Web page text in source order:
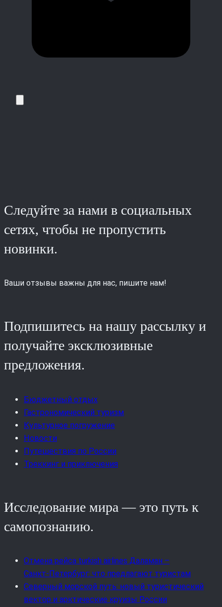
Следуйте за нами в социальных
сетях, чтобы не пропустить
новинки.
Ваши отзывы важны для нас, пишите нам!
Подпишитесь на нашу рассылку и
получайте эксклюзивные
предложения.
Бюджетный отдых
Гастрономический туризм
Культурное погружение
Новости
Путешествия по России
Треккинг и приключения
Исследование мира — это путь к
самопознанию.
Отмена рейса turkish airlines Даламан –
Санкт‑Петербург: что предлагают туристам
Северный морской путь: новый туристический
вектор и арктические круизы России